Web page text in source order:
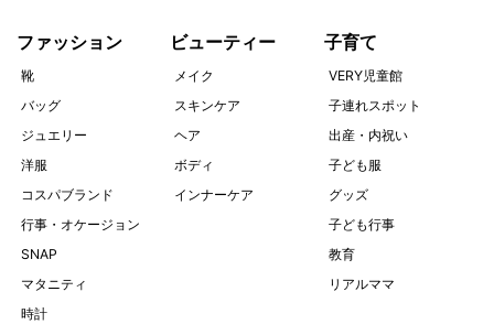
ファッション
靴
バッグ
ジュエリー
洋服
コスパブランド
行事・オケージョン
SNAP
マタニティ
時計
ビューティー
メイク
スキンケア
ヘア
ボディ
インナーケア
子育て
VERY児童館
子連れスポット
出産・内祝い
子ども服
グッズ
子ども行事
教育
リアルママ